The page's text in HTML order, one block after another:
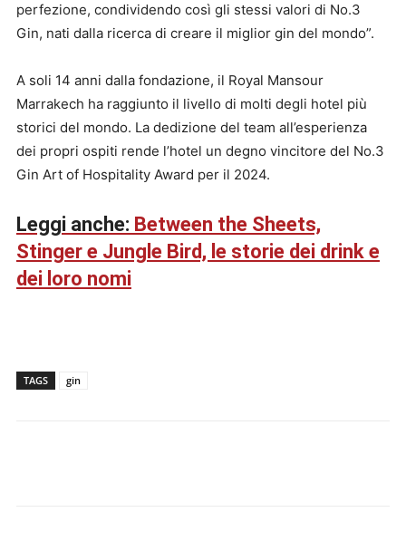
perfezione, condividendo così gli stessi valori di No.3
Gin, nati dalla ricerca di creare il miglior gin del mondo”.
A soli 14 anni dalla fondazione, il Royal Mansour
Marrakech ha raggiunto il livello di molti degli hotel più
storici del mondo. La dedizione del team all’esperienza
dei propri ospiti rende l’hotel un degno vincitore del No.3
Gin Art of Hospitality Award per il 2024.
Leggi anche: Between the Sheets,
Stinger e Jungle Bird, le storie dei drink e
dei loro nomi
TAGS gin